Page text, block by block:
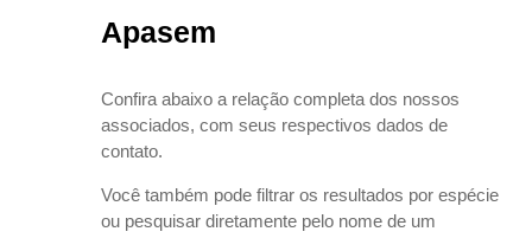
Apasem
Confira abaixo a relação completa dos nossos
associados, com seus respectivos dados de
contato.
Você também pode filtrar os resultados por espécie
ou pesquisar diretamente pelo nome de um